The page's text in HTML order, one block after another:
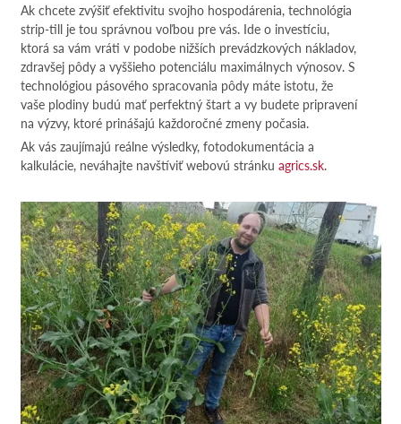
Ak chcete zvýšiť efektivitu svojho hospodárenia, technológia
strip-till je tou správnou voľbou pre vás. Ide o investíciu,
ktorá sa vám vráti v podobe nižších prevádzkových nákladov,
zdravšej pôdy a vyššieho potenciálu maximálnych výnosov. S
technológiou pásového spracovania pôdy máte istotu, že
vaše plodiny budú mať perfektný štart a vy budete pripravení
na výzvy, ktoré prinášajú každoročné zmeny počasia.
Ak vás zaujímajú reálne výsledky, fotodokumentácia a
kalkulácie, neváhajte navštíviť webovú stránku agrics.sk.